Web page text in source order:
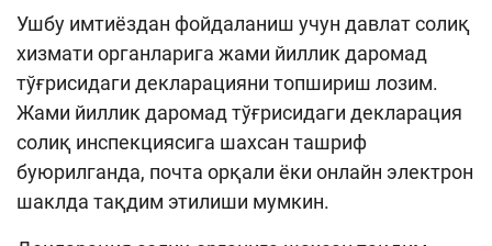
Ушбу имтиёздан фойдаланиш учун давлат солиқ
хизмати органларига жами йиллик даромад
тўғрисидаги декларацияни топшириш лозим.
Жами йиллик даромад тўғрисидаги декларация
солиқ инспекциясига шахсан ташриф
буюрилганда, почта орқали ёки онлайн электрон
шаклда тақдим этилиши мумкин.